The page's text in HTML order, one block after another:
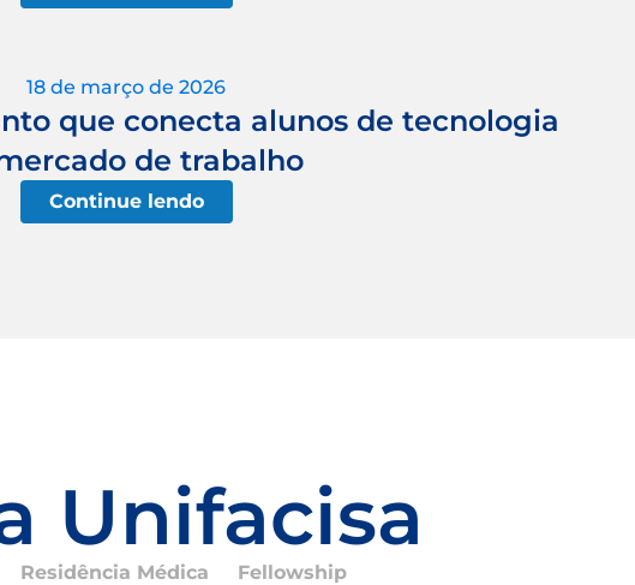
18 de março de 2026
que conecta alunos de tecnologia
de trabalho
Continue lendo
Unifacisa
Residência Médica Fellowship